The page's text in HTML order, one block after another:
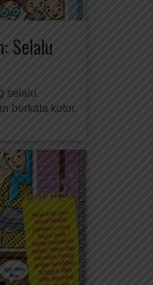
Selalu
selalu
berkata kotor.